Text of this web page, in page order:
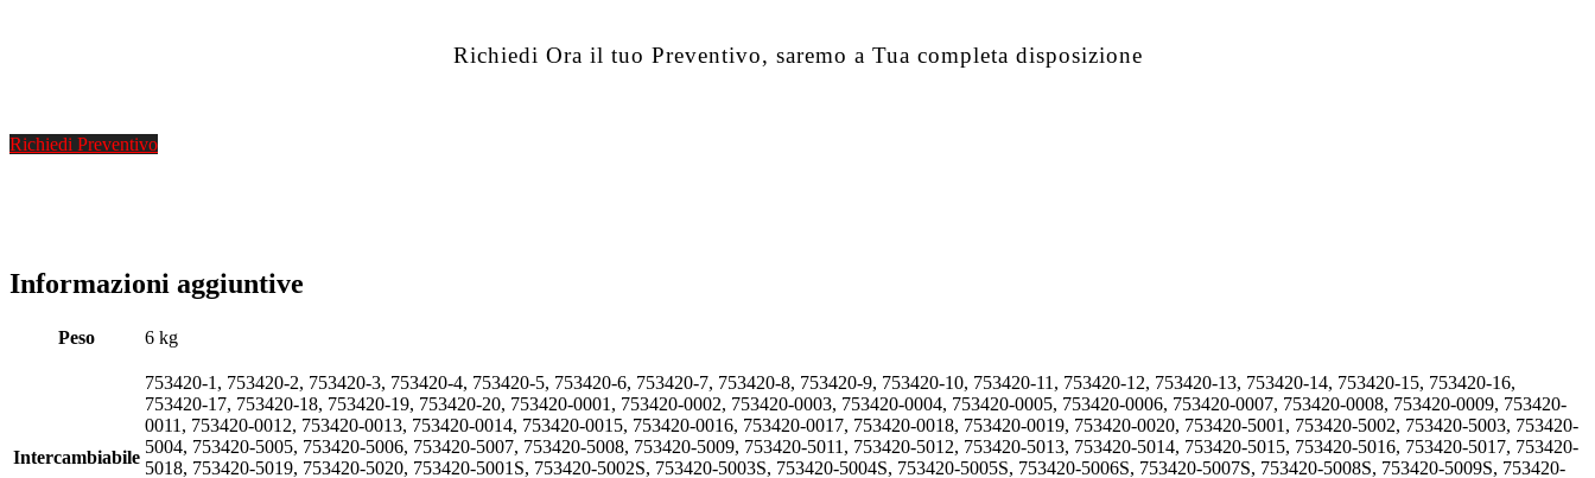
Richiedi Ora il tuo Preventivo, saremo a Tua completa disposizione
Richiedi Preventivo
Informazioni aggiuntive
Peso 6 kg
Intercambiabile
753420-1, 753420-2, 753420-3, 753420-4, 753420-5, 753420-6, 753420-7, 753420-8, 753420-9, 753420-10, 753420-11, 753420-12, 753420-13, 753420-14, 753420-15, 753420-16,
753420-17, 753420-18, 753420-19, 753420-20, 753420-0001, 753420-0002, 753420-0003, 753420-0004, 753420-0005, 753420-0006, 753420-0007, 753420-0008, 753420-0009, 753420-
0011, 753420-0012, 753420-0013, 753420-0014, 753420-0015, 753420-0016, 753420-0017, 753420-0018, 753420-0019, 753420-0020, 753420-5001, 753420-5002, 753420-5003, 753420-
5004, 753420-5005, 753420-5006, 753420-5007, 753420-5008, 753420-5009, 753420-5011, 753420-5012, 753420-5013, 753420-5014, 753420-5015, 753420-5016, 753420-5017, 753420-
5018, 753420-5019, 753420-5020, 753420-5001S, 753420-5002S, 753420-5003S, 753420-5004S, 753420-5005S, 753420-5006S, 753420-5007S, 753420-5008S, 753420-5009S, 753420-